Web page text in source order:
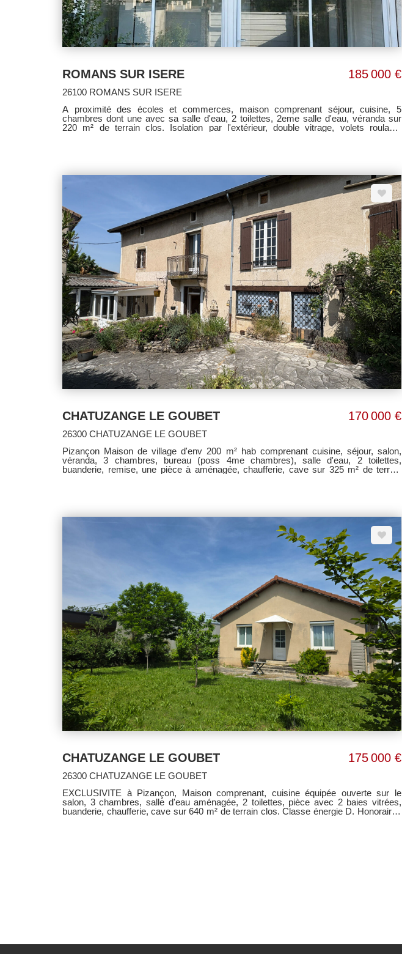
ROMANS SUR ISERE 185 000 €
26100 ROMANS SUR ISERE
A proximité des écoles et commerces, maison comprenant séjour, cuisine, 5
chambres dont une avec sa salle d'eau, 2 toilettes, 2eme salle d'eau, véranda sur
220 m² de terrain clos. Isolation par l'extérieur, double vitrage, volets roulants
CHATUZANGE LE GOUBET 170 000 €
26300 CHATUZANGE LE GOUBET
Pizançon Maison de village d'env 200 m² hab comprenant cuisine, séjour, salon,
véranda, 3 chambres, bureau (poss 4me chambres), salle d'eau, 2 toilettes,
buanderie, remise, une pièce à aménagée, chaufferie, cave sur 325 m² de terrain
CHATUZANGE LE GOUBET 175 000 €
26300 CHATUZANGE LE GOUBET
EXCLUSIVITE à Pizançon, Maison comprenant, cuisine équipée ouverte sur le
salon, 3 chambres, salle d'eau aménagée, 2 toilettes, pièce avec 2 baies vitrées,
buanderie, chaufferie, cave sur 640 m² de terrain clos. Classe énergie D. Honoraires